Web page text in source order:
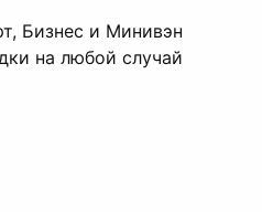
Бизнес и Минивэн
на любой случай